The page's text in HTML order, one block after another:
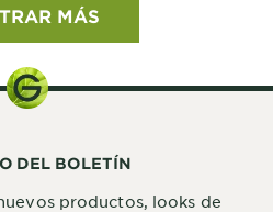
MÁS
DEL BOLETÍN
productos, looks de